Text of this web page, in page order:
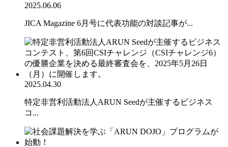
2025.06.06
JICA Magazine 6月号に代表功能の対談記事が...
2025.04.30
特定非営利活動法人ARUN Seedが主催するビジネス
コ...